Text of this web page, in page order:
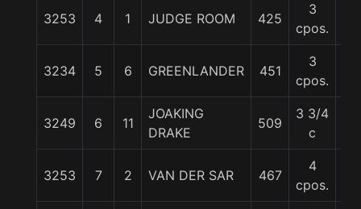
3253 4 1 JUDGE ROOM 425
3
cpos.
3234 5 6 GREENLANDER 451
3
cpos.
3249 6 11
JOAKING
DRAKE
509
3 3/4
c
3253 7 2 VAN DER SAR 467
4
cpos.